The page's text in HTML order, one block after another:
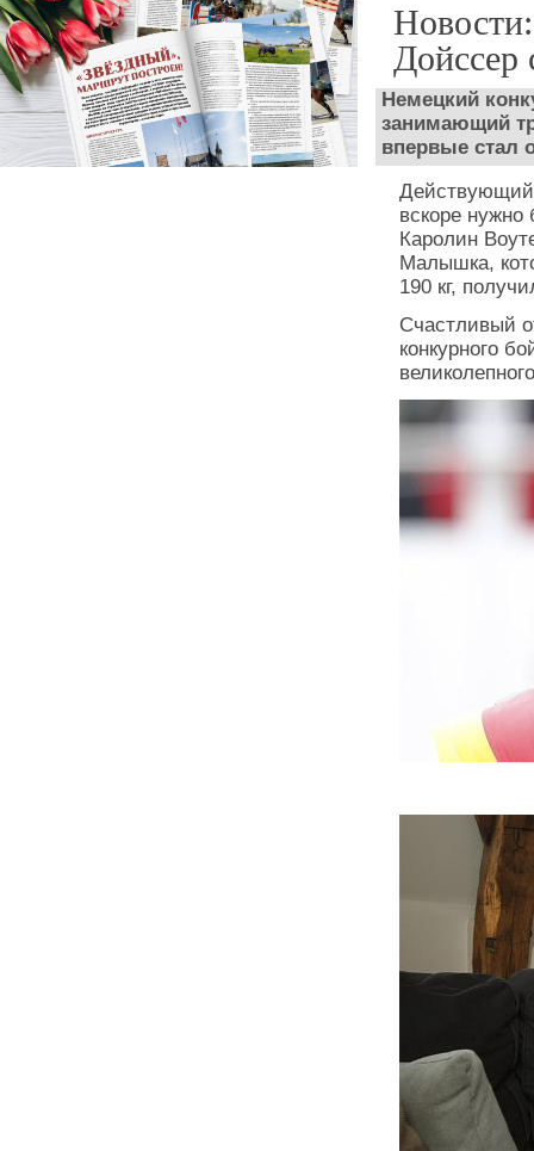
Дойссер
Немецкий
занимающий
впервые стал
вскоре нужно
Каролин
Малышка,
190 кг,
Счастливый
конкурного